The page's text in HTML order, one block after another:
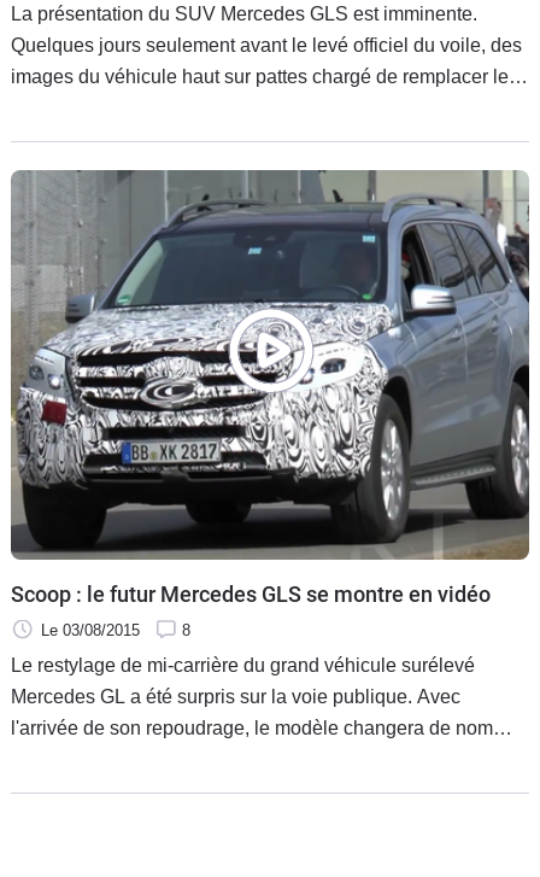
La présentation du SUV Mercedes GLS est imminente.
Quelques jours seulement avant le levé officiel du voile, des
images du véhicule haut sur pattes chargé de remplacer le
Scoop : le futur Mercedes GLS se montre en vidéo
Le 03/08/2015 8
Le restylage de mi-carrière du grand véhicule surélevé
Mercedes GL a été surpris sur la voie publique. Avec
l'arrivée de son repoudrage, le modèle changera de nom